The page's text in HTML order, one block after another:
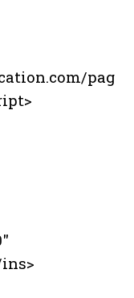
pag